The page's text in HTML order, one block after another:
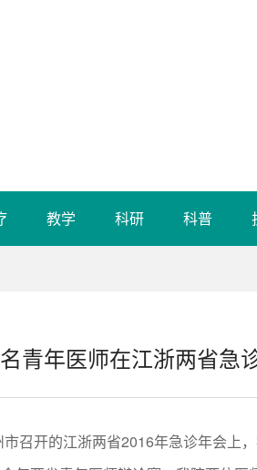
教学 科研 科普
青年医师在江浙两省急
开的江浙两省2016年急诊年会上